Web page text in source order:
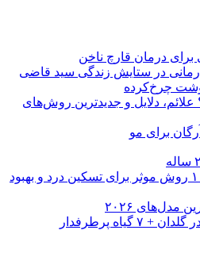
درمان قارچ ناخن
در ستایش زندگی سید قاضی
گوشت چرخ‌کرده
دلایل و جدیدترین روش‌های
برای مو
درمان خانگی تاول پا؛ ۱۰ روش موثر برای تسکین درد و بهبود
مدل‌های ۲۰۲۶
پرطرفدار